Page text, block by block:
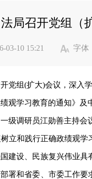
局召开党组（
03-10 15:21 字体
组(扩大)会议，深入学
观学习教育的通知》
级调研员江勋善主持会
立和践行正确政绩观
建设、民族复兴伟业
署和省委、市委工作